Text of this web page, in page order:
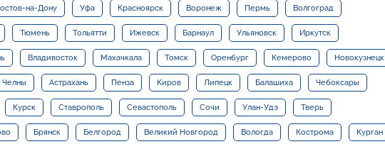
на-Дону Уфа Красноярск Воронеж Пермь Волгоград
Тюмень Тольятти Ижевск Барнаул Ульяновск Иркутск
Владивосток Махачкала Томск Оренбург Кемерово Новокузнецк
Астрахань Пенза Киров Липецк Балашиха Чебоксары
Курск Ставрополь Севастополь Сочи Улан-Удэ Тверь
Брянск Белгород Великий Новгород Вологда Кострома Курган